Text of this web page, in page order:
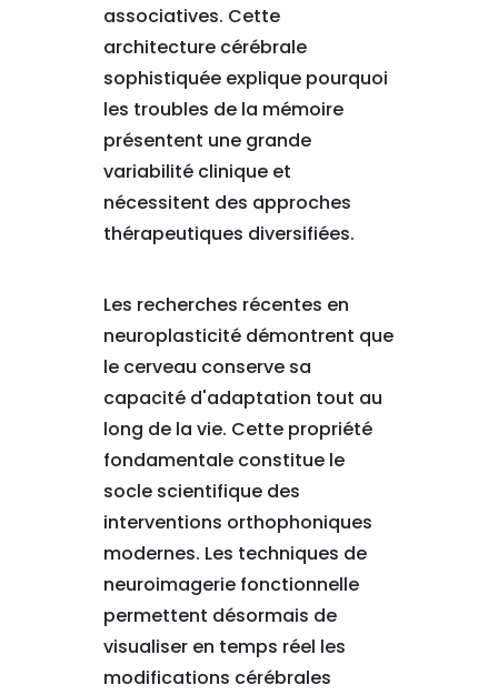
associatives. Cette
architecture cérébrale
sophistiquée explique pourquoi
les troubles de la mémoire
présentent une grande
variabilité clinique et
nécessitent des approches
thérapeutiques diversifiées.
Les recherches récentes en
neuroplasticité démontrent que
le cerveau conserve sa
capacité d'adaptation tout au
long de la vie. Cette propriété
fondamentale constitue le
socle scientifique des
interventions orthophoniques
modernes. Les techniques de
neuroimagerie fonctionnelle
permettent désormais de
visualiser en temps réel les
modifications cérébrales